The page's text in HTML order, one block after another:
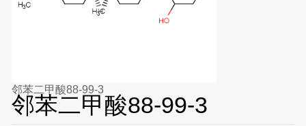
邻苯二甲酸88-99-3
邻苯二甲酸88-99-3